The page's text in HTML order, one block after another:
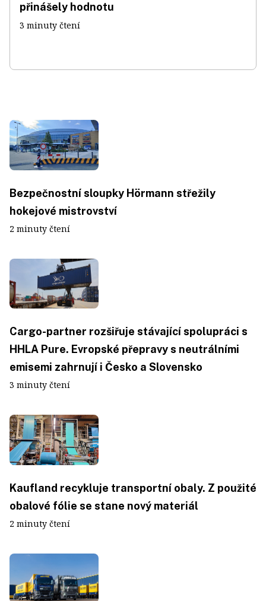
přinášely hodnotu
3 minuty čtení
Bezpečnostní sloupky Hörmann střežily
hokejové mistrovství
2 minuty čtení
Cargo-partner rozšiřuje stávající spolupráci s
HHLA Pure. Evropské přepravy s neutrálními
emisemi zahrnují i Česko a Slovensko
3 minuty čtení
Kaufland recykluje transportní obaly. Z použité
obalové fólie se stane nový materiál
2 minuty čtení